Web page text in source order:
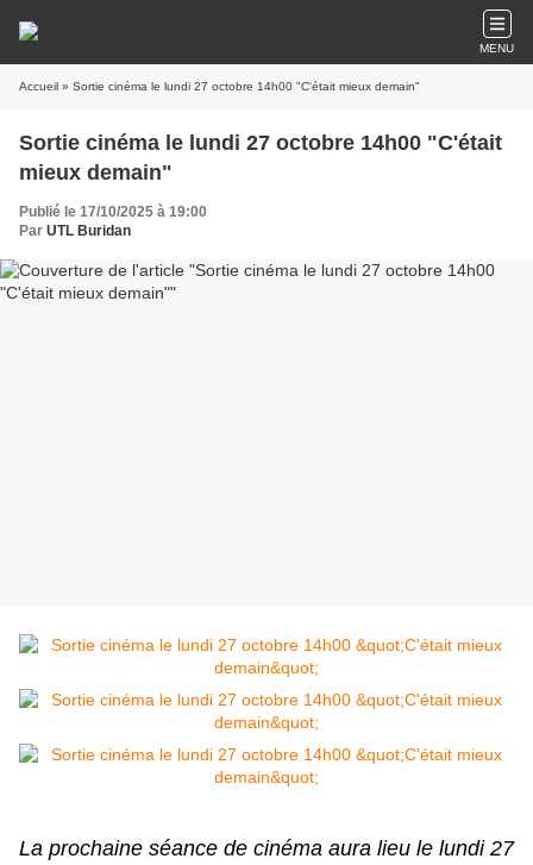
MENU
Accueil » Sortie cinéma le lundi 27 octobre 14h00 "C'était mieux demain"
Sortie cinéma le lundi 27 octobre 14h00 "C'était
mieux demain"
Publié le 17/10/2025 à 19:00
Par UTL Buridan
La prochaine séance de cinéma aura lieu le lundi 27